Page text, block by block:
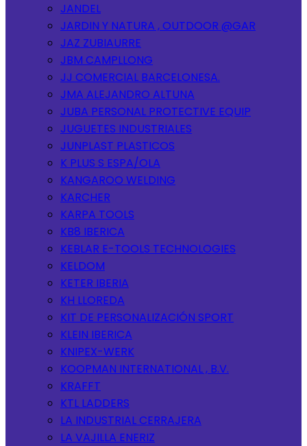
JANDEL
JARDIN Y NATURA , OUTDOOR @GAR
JAZ ZUBIAURRE
JBM CAMPLLONG
JJ COMERCIAL BARCELONESA.
JMA ALEJANDRO ALTUNA
JUBA PERSONAL PROTECTIVE EQUIP
JUGUETES INDUSTRIALES
JUNPLAST PLASTICOS
K PLUS S ESPA/OLA
KANGAROO WELDING
KARCHER
KARPA TOOLS
KB8 IBERICA
KEBLAR E-TOOLS TECHNOLOGIES
KELDOM
KETER IBERIA
KH LLOREDA
KIT DE PERSONALIZACIÓN SPORT
KLEIN IBERICA
KNIPEX-WERK
KOOPMAN INTERNATIONAL , B.V.
KRAFFT
KTL LADDERS
LA INDUSTRIAL CERRAJERA
LA VAJILLA ENERIZ